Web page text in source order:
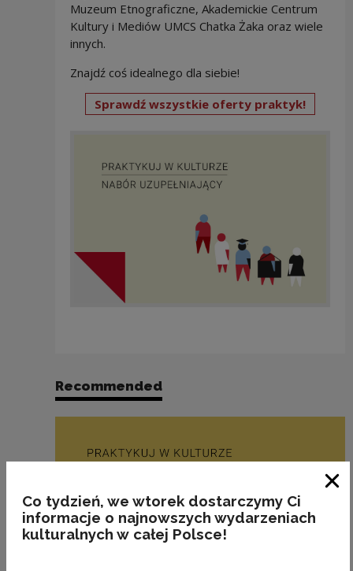
Muzeum Etnograficzne, Akademickie Centrum
Kultury i Mediów UMCS Chatka Żaka oraz wiele
innych.
Znajdź coś idealnego dla siebie!
Sprawdź wszystkie oferty praktyk!
Recommended
Co tydzień, we wtorek dostarczymy Ci
informacje o najnowszych wydarzeniach
kulturalnych w całej Polsce!